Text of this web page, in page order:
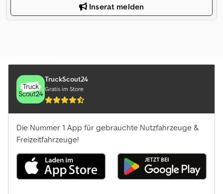
Inserat melden
TruckScout24
Gratis im Store
Die Nummer 1 App für gebrauchte Nutzfahrzeuge &
Freizeitfahrzeuge!